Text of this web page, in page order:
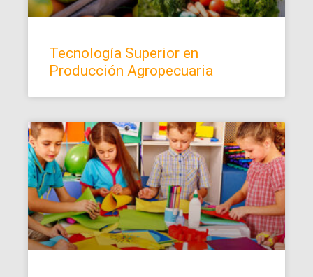
Tecnología Superior en
Producción Agropecuaria